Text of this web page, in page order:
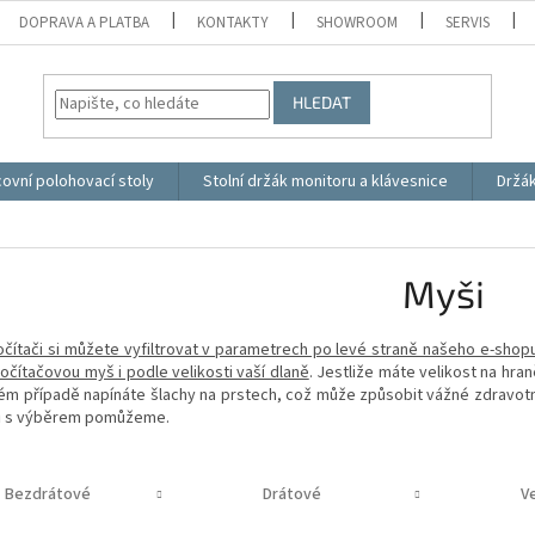
DOPRAVA A PLATBA KONTAKTY SHOWROOM SERVIS
HLEDAT
polohovací stoly Stolní držák monitoru a klávesnice
Myši
si můžete vyfiltrovat v parametrech po levé straně našeho e-
myš i podle velikosti vaší dlaně. Jestliže máte velikost na
případě napínáte šlachy na prstech, což může způsobit vážné
s výběrem pomůžeme.
Bezdrátové Drátové